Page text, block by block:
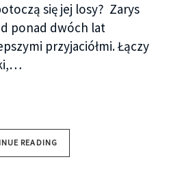
się jej losy? Zarys
ponad dwóch lat
przyjaciółmi. Łączy
READING